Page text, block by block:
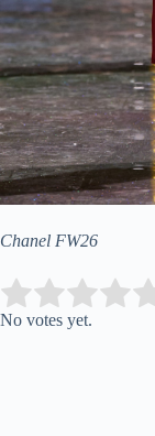
Chanel FW26
Rate this item:
No votes yet.